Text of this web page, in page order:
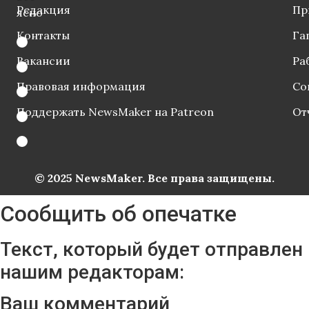
ясно
Редакция
Контакты
Вакансии
Правовая информация
Поддержать NewsMaker на Patreon
© 2025 NewsMaker. Все права защищены.
Сообщить об опечатке
Текст, который будет отправлен
нашим редакторам:
Ваш комментарий